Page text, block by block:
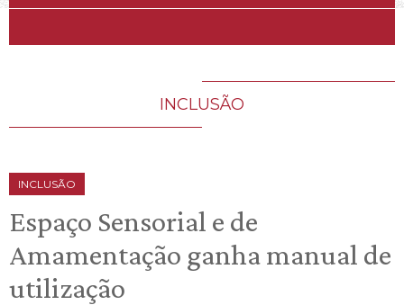
INCLUSÃO
INCLUSÃO
Espaço Sensorial e de
Amamentação ganha manual de
utilização